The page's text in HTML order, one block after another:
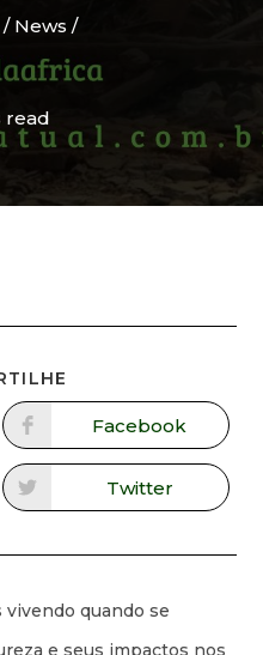
/ News /
read
Facebook
Twitter
quando se
e seus impactos nos